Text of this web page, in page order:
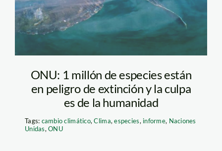
ONU: 1 millón de especies están
en peligro de extinción y la culpa
es de la humanidad
Tags: cambio climático,Clima,especies, informe, Naciones
Unidas,ONU